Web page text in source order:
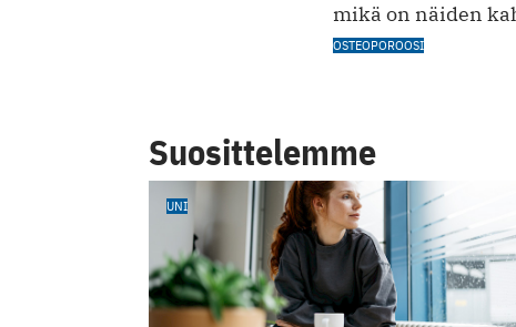
mikä on näiden
OSTEOPOROOSI
Suosittelemme
UNI